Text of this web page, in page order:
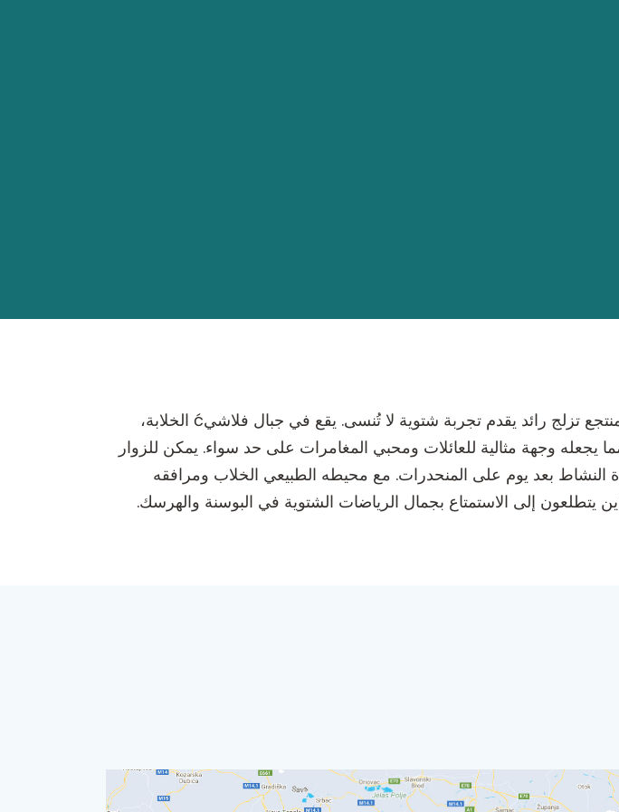
مركز التزلج فلاشيć، الذي يقع في شارع موستارسكَا bb في ترافنيك، هو منتجع تزلج رائد يقدم تجربة شتوية لا تُنسى. يقع في جبال فلاشيć الخلابة،
يجعله وجهة مثالية للعائلات ومحبي المغامرات على حد سواء. يمكن للزوار
النشاط بعد يوم على المنحدرات. مع محيطه الطبيعي الخلاب ومرافقه